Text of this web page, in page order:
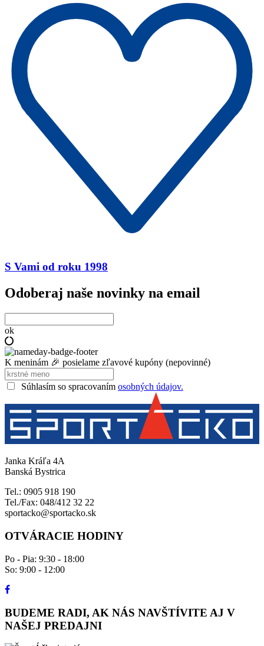
S Vami od roku 1998
Odoberaj naše novinky na email
ok
K meninám 🎉 posielame zľavové kupóny (nepovinné)
Súhlasím so spracovaním osobných údajov.
Janka Kráľa 4A
Banská Bystrica
Tel.: 0905 918 190
Tel./Fax: 048/412 32 22
sportacko@sportacko.sk
OTVÁRACIE HODINY
Po - Pia: 9:30 - 18:00
So: 9:00 - 12:00
BUDEME RADI, AK NÁS NAVŠTÍVITE AJ V
NAŠEJ PREDAJNI